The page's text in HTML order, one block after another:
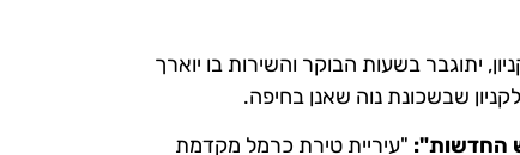
לגרנד קניון, יתוגבר בשעות הבוקר והשירות בו יוארך
שבשכונת נוה שאנן בחיפה.
החדשות": "עיריית טירת כרמל מקדמת